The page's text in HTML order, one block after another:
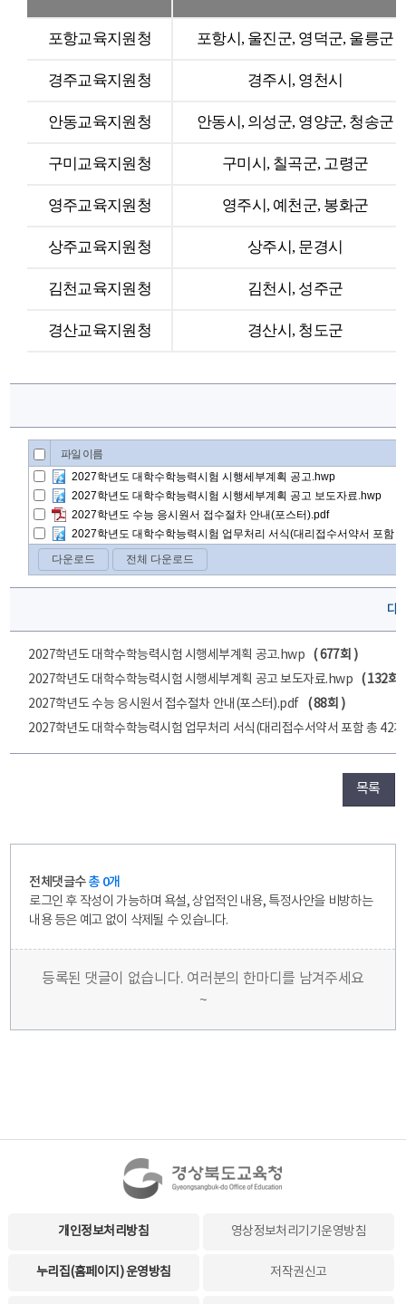
포항교육지원청 포항시, 울진군, 영덕군, 울릉군
경주교육지원청 경주시, 영천시
안동교육지원청 안동시, 의성군, 영양군, 청송군
구미교육지원청 구미시, 칠곡군, 고령군
영주교육지원청 영주시, 예천군, 봉화군
상주교육지원청 상주시, 문경시
김천교육지원청 김천시, 성주군
경산교육지원청 경산시, 청도군
다
2027학년도 대학수학능력시험 시행세부계획 공고.hwp
( 677회 )
2027학년도 대학수학능력시험 시행세부계획 공고 보도자료.hwp
( 132회 )
2027학년도 수능 응시원서 접수절차 안내(포스터).pdf
( 88회 )
2027학년도 대학수학능력시험 업무처리 서식(대리접수서약서 포함 총 42
목록
전체댓글수 총 0개
로그인 후 작성이 가능하며 욕설, 상업적인 내용, 특정사안을 비방하는
내용 등은 예고 없이 삭제될 수 있습니다.
등록된 댓글이 없습니다. 여러분의 한마디를 남겨주세요
~
개인정보처리방침 영상정보처리기기운영방침
누리집(홈페이지) 운영방침 저작권신고